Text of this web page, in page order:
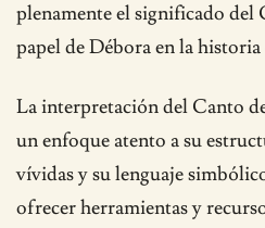
plenamente el significado del
papel de Débora en la historia
La interpretación del Canto
un enfoque atento a su
vívidas y su lenguaje
ofrecer herramientas y